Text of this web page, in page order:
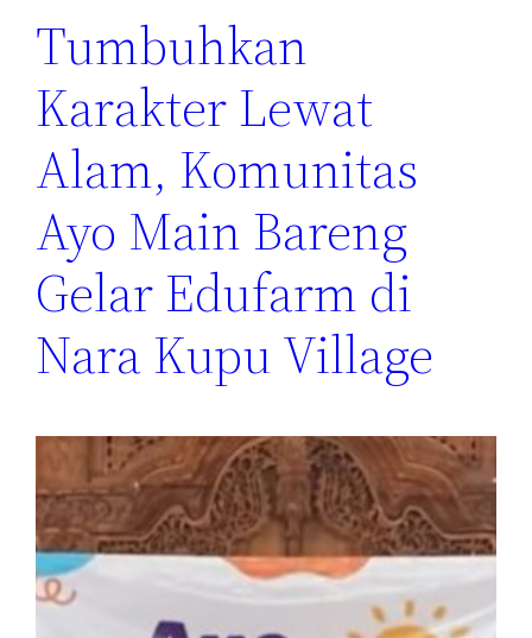
Tumbuhkan
Karakter Lewat
Alam, Komunitas
Ayo Main Bareng
Gelar Edufarm di
Nara Kupu Village